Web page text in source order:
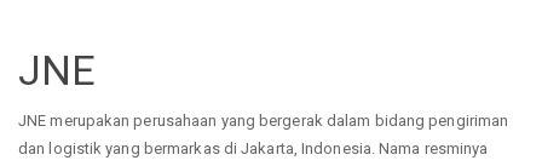
JNE
JNE merupakan perusahaan yang bergerak dalam bidang pengiriman
dan logistik yang bermarkas di Jakarta, Indonesia. Nama resminya